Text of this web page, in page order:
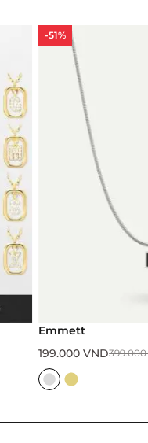
Emmett
399.000VND
199.000VND